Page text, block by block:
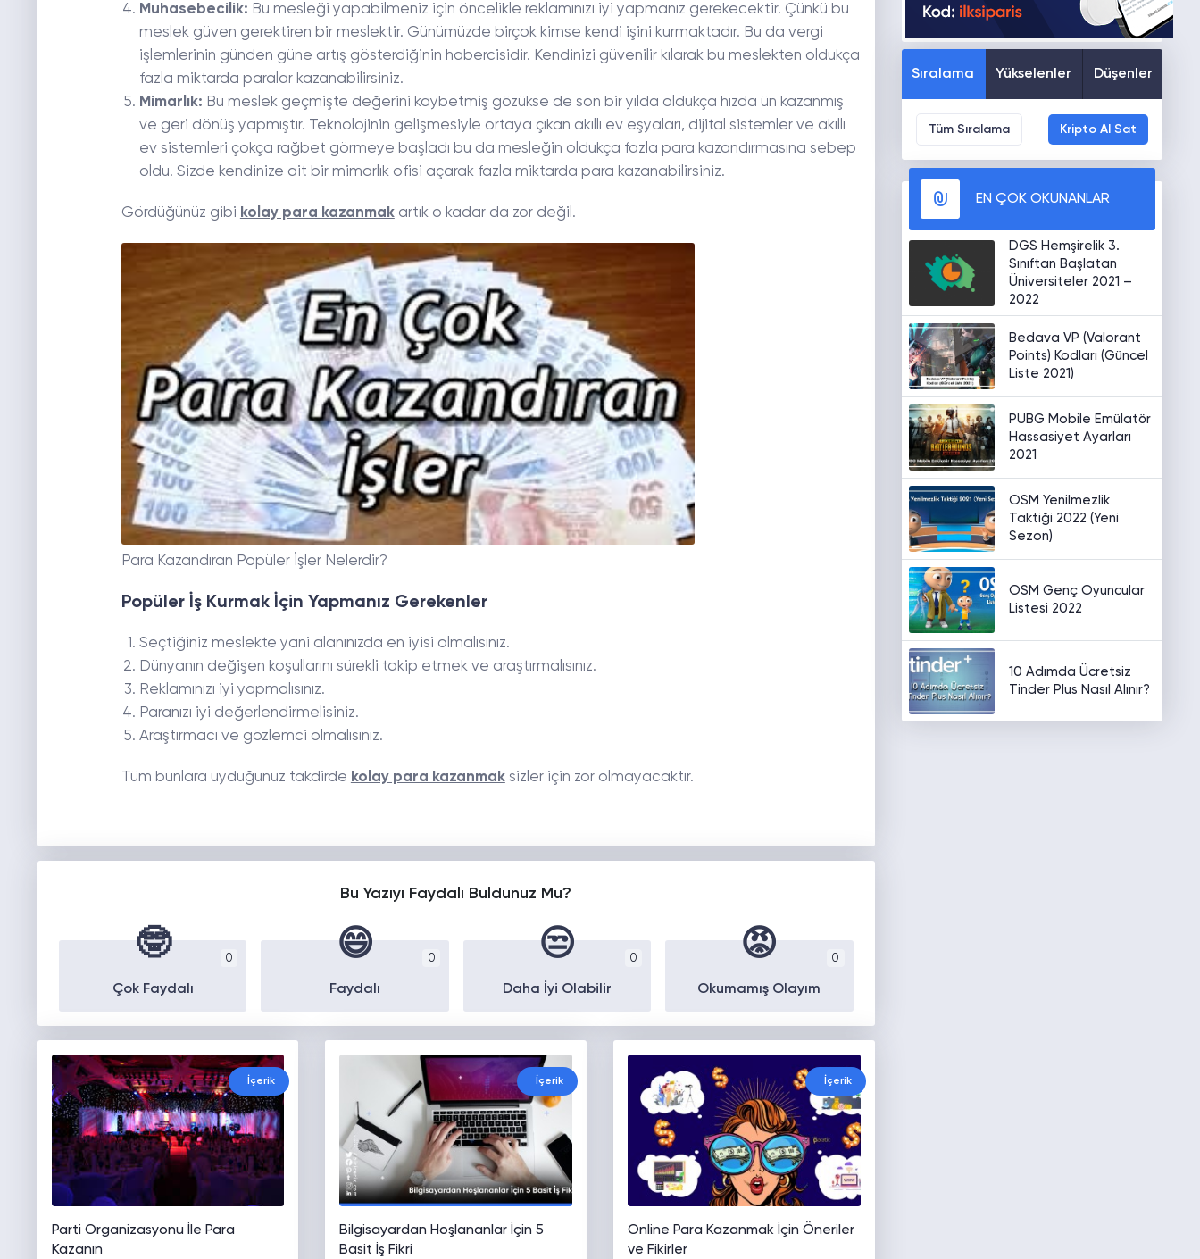
Muhasebecilik: Bu mesleği yapabilmeniz için öncelikle reklamınızı iyi yapmanız gerekecektir. Çünkü bu
meslek güven gerektiren bir meslektir. Günümüzde birçok kimse kendi işini kurmaktadır. Bu da vergi
işlemlerinin günden güne artış gösterdiğinin habercisidir. Kendinizi güvenilir kılarak bu meslekten oldukça
fazla miktarda paralar kazanabilirsiniz.
Mimarlık: Bu meslek geçmişte değerini kaybetmiş gözükse de son bir yılda oldukça hızda ün kazanmış
ve geri dönüş yapmıştır. Teknolojinin gelişmesiyle ortaya çıkan akıllı ev eşyaları, dijital sistemler ve akıllı
ev sistemleri çokça rağbet görmeye başladı bu da mesleğin oldukça fazla para kazandırmasına sebep
oldu. Sizde kendinize ait bir mimarlık ofisi açarak fazla miktarda para kazanabilirsiniz.
Gördüğünüz gibi kolay para kazanmak artık o kadar da zor değil.
Para Kazandıran Popüler İşler Nelerdir?
Popüler İş Kurmak İçin Yapmanız Gerekenler
Seçtiğiniz meslekte yani alanınızda en iyisi olmalısınız.
Dünyanın değişen koşullarını sürekli takip etmek ve araştırmalısınız.
Reklamınızı iyi yapmalısınız.
Paranızı iyi değerlendirmelisiniz.
Araştırmacı ve gözlemci olmalısınız.
Tüm bunlara uyduğunuz takdirde kolay para kazanmaksizler için zor olmayacaktır.
Bu Yazıyı Faydalı Buldunuz Mu?
0
🤓
Çok Faydalı
0
😄
Faydalı
0
😒
Daha İyi Olabilir
0
😡
Okumamış Olayım
İçerik
Parti Organizasyonu İle Para
Kazanın
İçerik
Bilgisayardan Hoşlananlar İçin 5
Basit İş Fikri
İçerik
Online Para Kazanmak İçin Öneriler
ve Fikirler
Sıralama Yükselenler Düşenler
Tüm Sıralama Kripto Al Sat
EN ÇOK OKUNANLAR
DGS Hemşirelik 3.
Sınıftan Başlatan
Üniversiteler 2021 –
2022
Bedava VP (Valorant
Points) Kodları (Güncel
Liste 2021)
PUBG Mobile Emülatör
Hassasiyet Ayarları
2021
OSM Yenilmezlik
Taktiği 2022 (Yeni
Sezon)
OSM Genç Oyuncular
Listesi 2022
10 Adımda Ücretsiz
Tinder Plus Nasıl Alınır?